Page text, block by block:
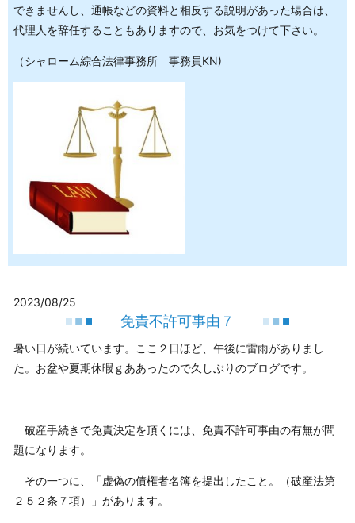
できませんし、通帳などの資料と相反する説明があった場合は、
代理人を辞任することもありますので、お気をつけて下さい。
（シャローム綜合法律事務所 事務員KN)
2023/08/25
免責不許可事由７
暑い日が続いています。ここ２日ほど、午後に雷雨がありまし
た。お盆や夏期休暇ｇああったので久しぶりのブログです。
破産手続きで免責決定を頂くには、免責不許可事由の有無が問
題になります。
その一つに、「虚偽の債権者名簿を提出したこと。（破産法第
２５２条７項）」があります。